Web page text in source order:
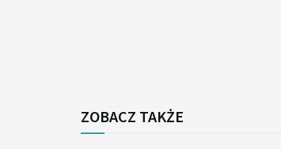
ZOBACZ TAKŻE